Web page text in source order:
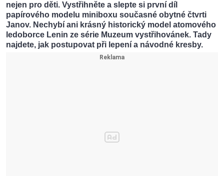
nejen pro děti. Vystřihněte a slepte si první díl
papírového modelu miniboxu současné obytné čtvrti
Janov. Nechybí ani krásný historický model atomového
ledoborce Lenin ze série Muzeum vystřihovánek. Tady
najdete, jak postupovat při lepení a návodné kresby.